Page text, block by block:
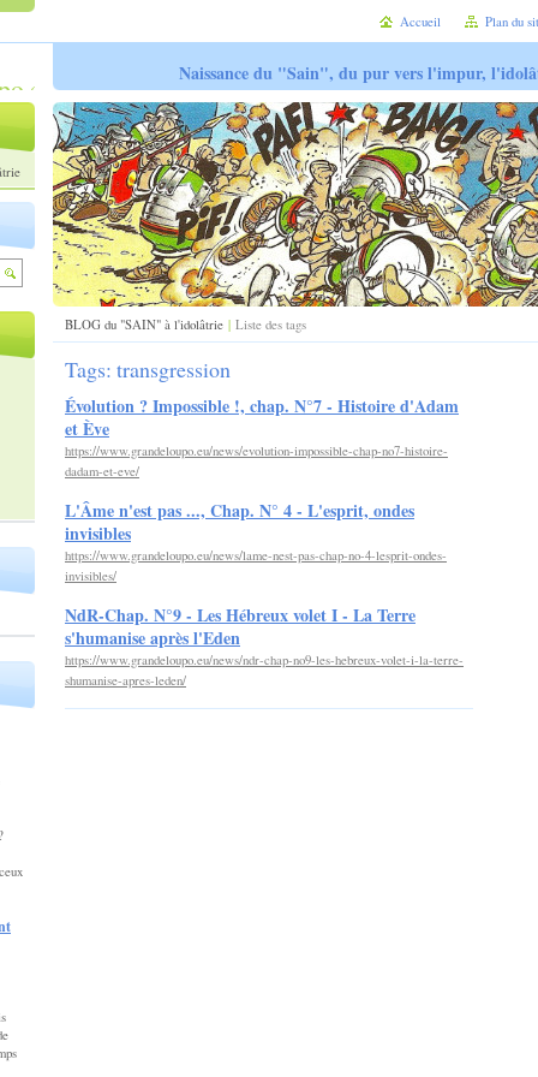
Naissance du "Sain", du pur vers l'impur,
BLOG du "SAIN" à l'idolâtrie | Liste des tags
Tags: transgression
Évolution ? Impossible !, chap. N°7 - Histoire d'Adam
et Ève
https://www.grandeloupo.eu/news/evolution-impossible-chap-no7-histoire-
dadam-et-eve/
L'Âme n'est pas ..., Chap. N° 4 - L'esprit, ondes
invisibles
https://www.grandeloupo.eu/news/lame-nest-pas-chap-no-4-lesprit-ondes-
invisibles/
NdR-Chap. N°9 - Les Hébreux volet I - La Terre
s'humanise après l'Eden
https://www.grandeloupo.eu/news/ndr-chap-no9-les-hebreux-volet-i-la-terre-
shumanise-apres-leden/
?
Accueil Plan du